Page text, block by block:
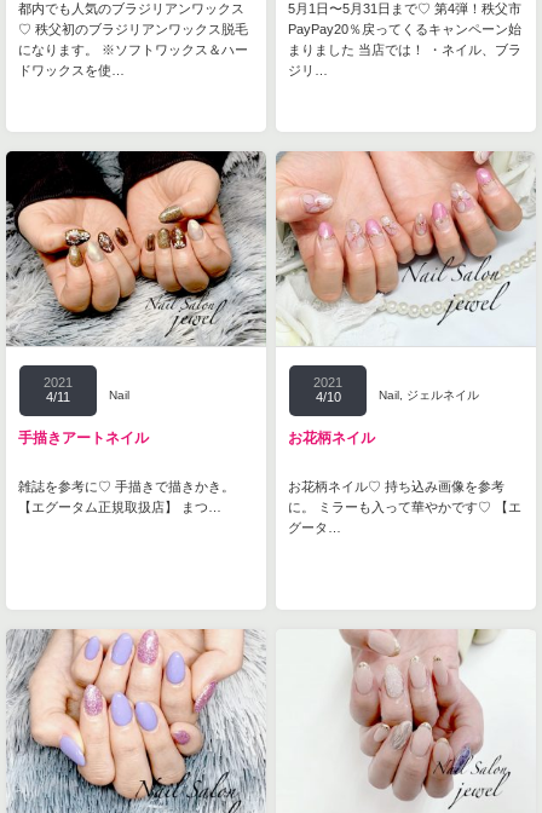
都内でも人気のブラジリアンワックス
♡ 秩父初のブラジリアンワックス脱毛
になります。 ※ソフトワックス＆ハー
ドワックスを使…
5月1日〜5月31日まで♡ 第4弾！秩父市
PayPay20％戻ってくるキャンペーン始
まりました 当店では！ ・ネイル、ブラ
ジリ…
2021
4/11
Nail
手描きアートネイル
雑誌を参考に♡ 手描きで描きかき。
【エグータム正規取扱店】 まつ…
2021
4/10
Nail ジェルネイル
お花柄ネイル
お花柄ネイル♡ 持ち込み画像を参考
に。 ミラーも入って華やかです♡ 【エ
グータ…